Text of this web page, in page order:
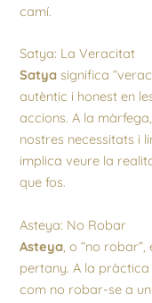
camí.
Satya: La Veracitat
Satya significa
autèntic i honest en
accions. A la
nostres necessitats i
implica veure la
que fos.
Asteya: No Robar
Asteya, o “no
pertany. A la
com no robar-se a